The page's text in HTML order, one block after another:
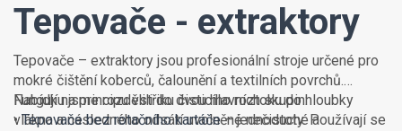
Tepovače - extraktory
Tepovače – extraktory jsou profesionální stroje určené pro
mokré čištění koberců, čalounění a textilních povrchů.
Fungují na principu vstřiku čisticího roztoku do hloubky
vlákna a následného odsátí uvolněné nečistoty. Používají se
Nabídku jsme rozdělili do dvou hlavních skupin:
•Tepovače bez rotačního kartáče– jednoduché a